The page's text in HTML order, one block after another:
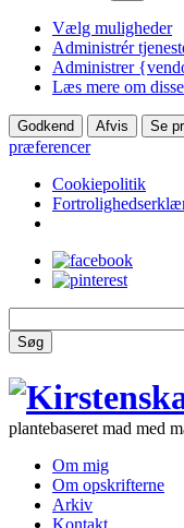
Vælg muligheder
Administrér
Administrer
Læs mere om
Godkend Afvis Se
præferencer
Cookiepolitik
Søg
plantebaseret mad med
Om mig
Om opskrifterne
Arkiv